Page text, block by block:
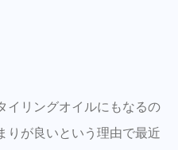
イリングオイルにもなるの
りが良いという理由で最近